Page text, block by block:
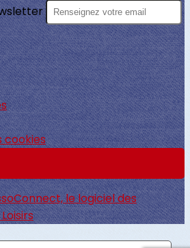
cookies
le logiciel des